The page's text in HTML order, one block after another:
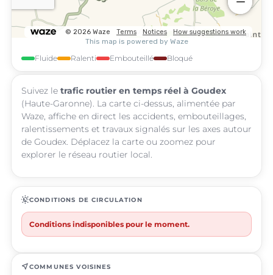
Fluide Ralenti Embouteillé Bloqué
Suivez le trafic routier en temps réel à Goudex
(Haute-Garonne). La carte ci-dessus, alimentée par
Waze, affiche en direct les accidents, embouteillages,
ralentissements et travaux signalés sur les axes autour
de Goudex. Déplacez la carte ou zoomez pour
explorer le réseau routier local.
routineCONDITIONS DE CIRCULATION
Conditions indisponibles pour le moment.
near_meCOMMUNES VOISINES